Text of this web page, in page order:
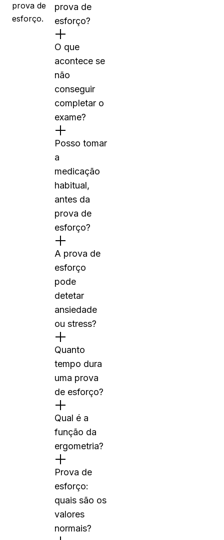
prova de
esforço.
prova de
esforço?
O que
acontece se
não
conseguir
completar o
exame?
Posso tomar
a
medicação
habitual,
antes da
prova de
esforço?
A prova de
esforço
pode
detetar
ansiedade
ou stress?
Quanto
tempo dura
uma prova
de esforço?
Qual é a
função da
ergometria?
Prova de
esforço:
quais são os
valores
normais?